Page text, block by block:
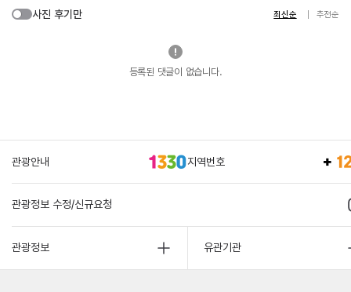
사진 후기만 최신순 추천순
등록된 댓글이 없습니다.
관광안내 지역번호
관광정보 수정/신규요청
관광정보 유관기관